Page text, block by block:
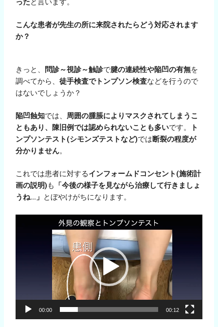
ったと言います。
こんな患者が先生の所に来院されたらどう対応されます
か？
きっと、 問診～視診～触診で腱の連続性や陥凹の有無を
調べてから、徒手検査でトンプソン検査などを行うので
はないでしょうか？
陥凹蝕知では、 周囲の腫脹によりマスクされてしまうこ
ともあり、陳旧例では認められないことも多いです。
ト
ンプソンテスト(シモンズテストなど)では断裂の程度が
分かりません。
これでは患者に対するインフォームドコンセント(施術計
画の説明) も
「今後の様子を見ながら治療して行きましょ
うね…」 とぼやけがちになります。
00:00 00:12